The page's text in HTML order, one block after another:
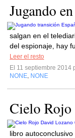
Jugando
salgan en el
del espionaje, hay
Leer el resto
El 11 septiembre 2014
NONE NONE
Cielo Rojo
libro